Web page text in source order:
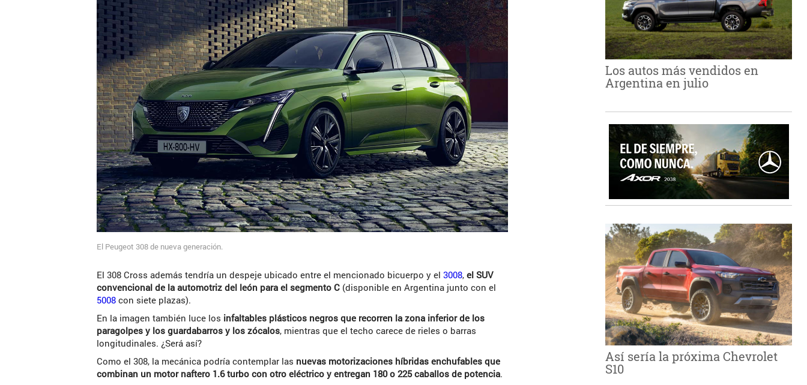
El Peugeot 308 de nueva generación.
El 308 Cross además tendría un despeje ubicado entre el mencionado bicuerpo y el3008,el SUV
convencional de la automotriz del león para el segmento C (disponible en Argentina junto con el
5008 con siete plazas).
En la imagen también luce los infaltables plásticos negros que recorren la zona inferior de los
paragolpes y los guardabarros y los zócalos, mientras que el techo carece de rieles o barras
longitudinales. ¿Será así?
Como el 308, la mecánica podría contemplar las nuevas motorizaciones híbridas enchufables que
combinan un motor naftero 1.6 turbo con otro eléctrico y entregan 180 o 225 caballos de potencia.
Los autos más vendidos en
Argentina en julio
Así sería la próxima Chevrolet
S10